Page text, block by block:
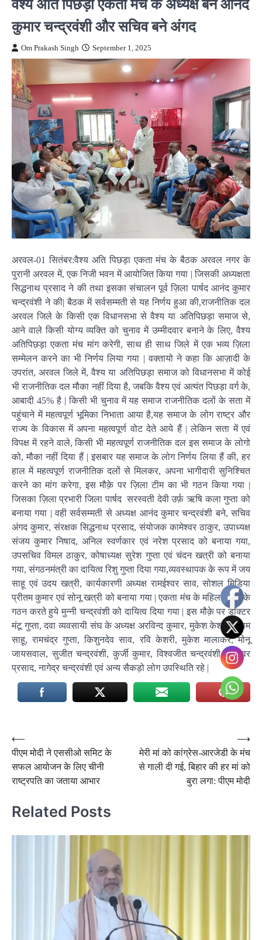
कुमार चन्द्रवंशी और सचिव बने अंगद
Om Prakash Singh September 1, 2025
अरवल-01 सितंबर:वैश्य अति पिछड़ा एकता मंच के बैठक अरवल नगर के
पुरानी अरवल में, एक निजी भवन में आयोजित किया गया | जिसकी अध्यक्षता
सिद्धनाथ प्रसाद ने की तथा इसका संचालन पूर्व ज़िला पार्षद आनंद कुमार
चन्द्रवंशी ने की| बैठक में सर्वसम्मती से यह निर्णय हुआ की,राजनीतिक दल
अरवल जिले के किसी एक विधानसभा से वैश्य या अतिपिछड़ा समाज से,
आने वाले किसी योग्य व्यक्ति को चुनाव में उम्मीदवार बनाने के लिए, वैश्य
अतिपिछड़ा एकता मंच मांग करेगी, साथ ही साथ जिले में एक भव्य ज़िला
सम्मेलन करने का भी निर्णय लिया गया | वक्तायो ने कहा कि आज़ादी के
उपरांत, अरवल जिले में, वैश्य या अतिपिछड़ा समाज को विधानसभा में कोई
भी राजनीतिक दल मौका नहीं दिया है, जबकि वैश्य एवं अत्यंत पिछड़ा वर्ग के,
आबादी 45% है | किसी भी चुनाव में यह समाज राजनीतिक दलों के सता में
पहुंचाने में महत्वपूर्ण भूमिका निभाता आया है,यह समाज के लोग राष्ट्र और
राज्य के विकास में अपना महत्वपूर्ण वोट देते आये हैं | लेकिन सता में एवं
विपक्ष में रहने वाले, किसी भी महत्वपूर्ण राजनीतिक दल इस समाज के लोगो
को, मौका नहीं दिया हैं | इसबार यह समाज के लोग निर्णय लिया हैं की, हर
हाल में महत्वपूर्ण राजनीतिक दलों से मिलकर, अपना भागीदारी सुनिश्चित
करने का मांग करेगा, इस मौक़े पर ज़िला टीम का भी गठन किया गया |
जिसका ज़िला प्रभारी जिला पार्षद सरस्वती देवी उर्फ़ ऋषि कला गुप्ता को
बनाया गया | वही सर्वसम्मती से अध्यक्ष आनंद कुमार चन्द्रवंशी बने, सचिव
अंगद कुमार, संरक्षक सिद्धनाथ प्रसाद, संयोजक कामेश्वर ठाकुर, उपाध्यक्ष
संजय कुमार निषाद, अनिल स्वर्णकार एवं नरेश प्रसाद को बनाया गया,
उपसचिव विमल ठाकुर, कोषाध्यक्ष सुरेश गुप्ता एवं चंदन खत्री को बनाया
गया, संगठनमंत्री का दायित्व रिशु गुप्ता दिया गया,व्यवस्थापक के रूप में जय
साहू एवं उदय खत्री, कार्यकारणी अध्यक्ष रामईश्वर साव, सोशल मिडिया
प्रीतम कुमार एवं सोनू खत्री को बनाया गया | एकता मंच के महिला मोर्चा के
गठन करते हुये मुन्नी चन्द्रवंशी को दायित्व दिया गया | इस मौक़े पर डॉक्टर
मंटू गुप्ता, दवा व्यवसायी संघ के अध्यक्ष अरविन्द कुमार, मुकेश केशरी, श्याम
साहू, रामचंद्र गुप्ता, किशुनदेव साव, रवि केशरी, मुकेश मालाकर, मोनू
जायसवाल, सुजीत चन्द्रवंशी, कुर्जी कुमार, विश्वजीत चन्द्रवंशी, भुनेश्वर
प्रसाद, नागेद्र चन्द्रवंशी एवं अन्य सैकड़ो लोग उपस्थिति रहे |
Post
navigation
⟵
पीएम मोदी ने एससीओ समिट के
सफल आयोजन के लिए चीनी
राष्ट्रपति का जताया आभार
मेरी मां को कांग्रेस-आरजेडी के मंच
से गाली दी गई, बिहार की हर मां को
बुरा लगा: पीएम मोदी
⟶
Related Posts